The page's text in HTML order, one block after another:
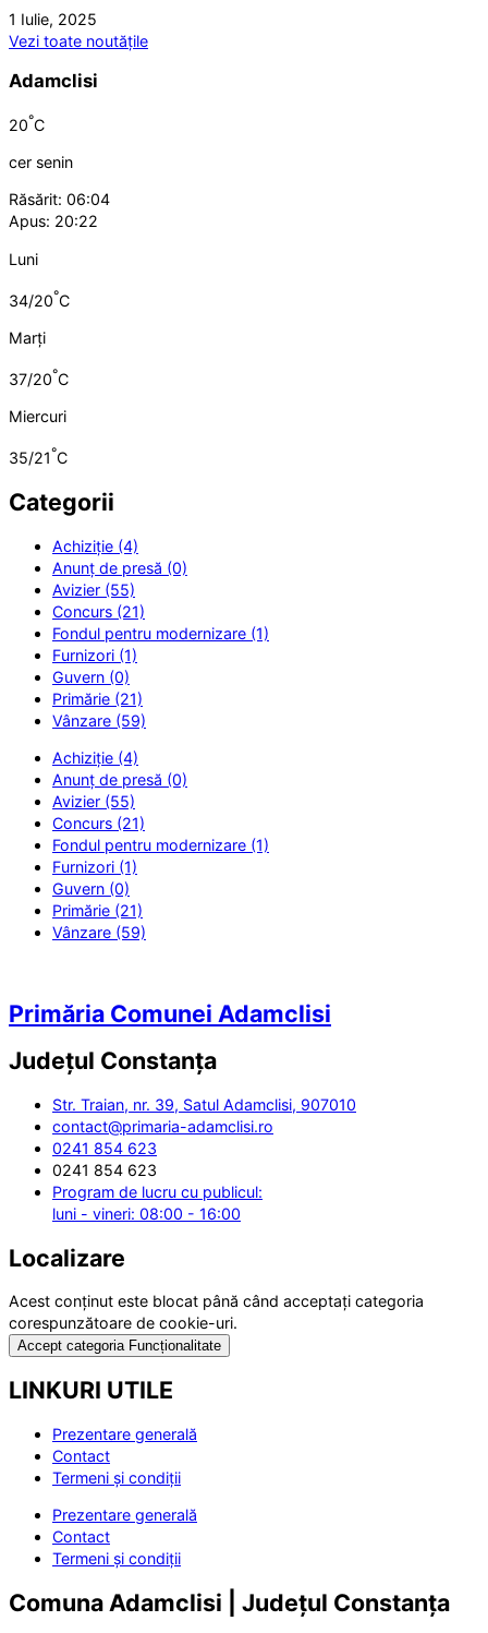
1 Iulie, 2025
Vezi toate noutățile
Adamclisi
20°C
cer senin
Răsărit: 06:04
Apus: 20:22
Luni
34/20°C
Marți
37/20°C
Miercuri
35/21°C
Categorii
Achiziție (4)
Anunț de presă (0)
Avizier (55)
Concurs (21)
Fondul pentru modernizare (1)
Furnizori (1)
Guvern (0)
Primărie (21)
Vânzare (59)
Achiziție (4)
Anunț de presă (0)
Avizier (55)
Concurs (21)
Fondul pentru modernizare (1)
Furnizori (1)
Guvern (0)
Primărie (21)
Vânzare (59)
Primăria Comunei Adamclisi
Județul Constanța
Str. Traian, nr. 39, Satul Adamclisi, 907010
contact@primaria-adamclisi.ro
0241 854 623
0241 854 623
Program de lucru cu publicul:
luni - vineri: 08:00 - 16:00
Localizare
Acest conținut este blocat până când acceptați categoria
corespunzătoare de cookie-uri.
Accept categoria Funcționalitate
LINKURI UTILE
Prezentare generală
Contact
Termeni și condiții
Prezentare generală
Contact
Termeni și condiții
Comuna Adamclisi | Județul Constanța